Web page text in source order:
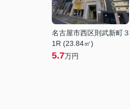
名古屋市西区則武新町
1R (23.84㎡)
5.7万円